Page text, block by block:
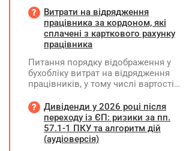
Витрати на відрядження
працівника за кордоном, які
сплачені з карткового рахунку
працівника
Питання порядку відображення у
бухобліку витрат на відрядження
працівників, у тому числі вартості
карткового рахунку працівника та
підтвердження таких операцій
первинними документами, належать
до компетенції Мінфіну
Дивіденди у 2026 році після
переходу із ЄП: ризики за пп.
57.1-1 ПКУ та алгоритм дій
(аудіоверсія)